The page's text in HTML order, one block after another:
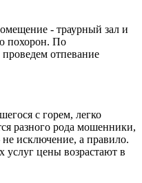
- траурный зал и
похорон. По
отпевание
с горем, легко
разного рода мошенники,
исключение, а правило.
услуг цены возрастают в